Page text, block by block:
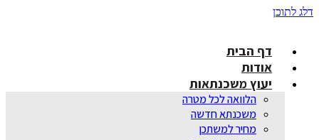
דלג לתוכן
דף הבית
אודות
יעוץ משכנתאות
הלוואה לכל מטרה
משכנתא חדשה
מחיר למשתכן